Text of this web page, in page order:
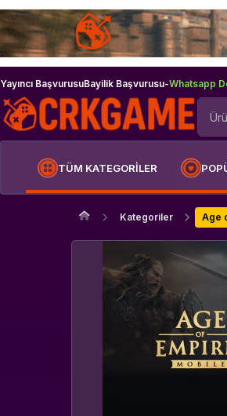
Yayıncı BaşvurusuBayilik Başvurusu-Whatsapp
TÜM KATEGORİLER
Kategoriler Age